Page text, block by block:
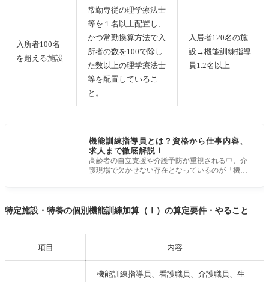
入所者100名
を超える施設
常勤専従の理学療法士
等を１名以上配置し、
かつ常勤換算方法で入
所者の数を100で除し
た数以上の理学療法士
等を配置しているこ
と。
入居者120名の施
設→機能訓練指導
員1.2名以上
機能訓練指導員とは？資格から仕事内容、
求人まで徹底解説！
高齢者の自立支援や介護予防が重視される中、介
護現場で欠かせない存在となっているのが「機能
特定施設・特養の個別機能訓練加算（Ⅰ）の算定要件・やること
項目 内容
機能訓練指導員、看護職員、介護職員、生